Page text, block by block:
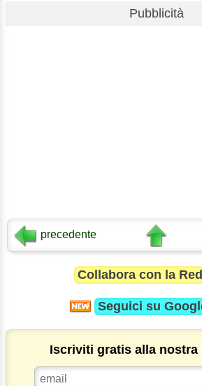
Pubblicità
precedente
Collabora con la
Seguici su
Iscriviti gratis alla nostra